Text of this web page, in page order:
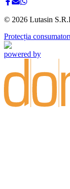
© 2026 Lutasin
Protecția
powered by